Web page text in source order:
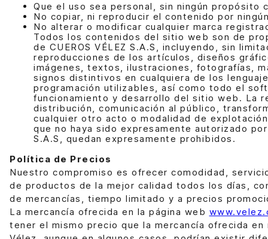
Que el uso sea personal, sin ningún propósito
No copiar, ni reproducir el contenido por
No alterar o modificar cualquier marca
Todos los contenidos del sitio web son de
de CUEROS VÉLEZ S.A.S, incluyendo, sin
reproducciones de los artículos, diseños
imágenes, textos, ilustraciones, fotografías,
signos distintivos en cualquiera de los
programación utilizables, así como todo el
funcionamiento y desarrollo del sitio web. La
distribución, comunicación al público,
cualquier otro acto o modalidad de
que no haya sido expresamente autorizado por
S.A.S, quedan expresamente prohibidos.
Política de Precios
Nuestro compromiso es ofrecer comodidad,
de productos de la mejor calidad todos los días,
de mercancías, tiempo limitado y a precios
La mercancía ofrecida en la página web
tener el mismo precio que la mercancía ofrecida